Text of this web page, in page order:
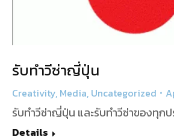
รับทำวีซ่าญี่ปุ่น
Creativity, Media, Uncategorized
รับทำวีซ่าญี่ปุ่น และรับทำวีซ่าของทุกป
Details